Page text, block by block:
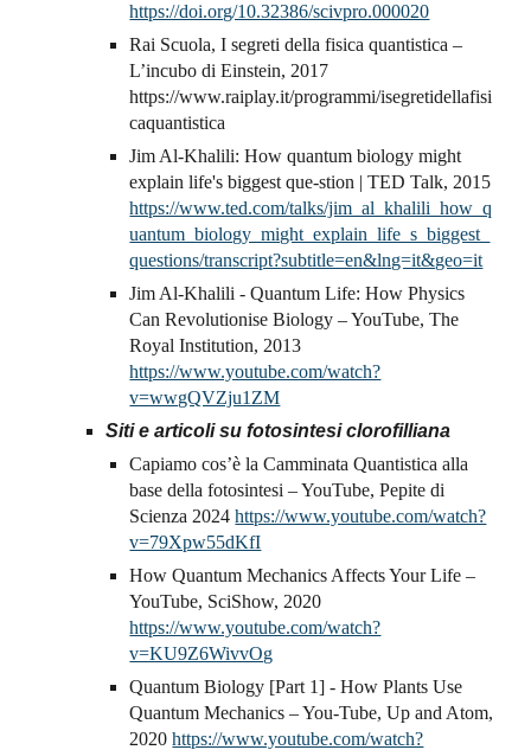
https://doi.org/10.32386/scivpro.000020
Rai Scuola, I segreti della fisica quantistica –
L’incubo di Einstein, 2017
https://www.raiplay.it/programmi/isegretidellafisi
caquantistica
Jim Al-Khalili: How quantum biology might
explain life's biggest que-stion | TED Talk, 2015
https://www.ted.com/talks/jim_al_khalili_how_q
uantum_biology_might_explain_life_s_biggest_
questions/transcript?subtitle=en&lng=it&geo=it
Jim Al-Khalili - Quantum Life: How Physics
Can Revolutionise Biology – YouTube, The
Royal Institution, 2013
https://www.youtube.com/watch?
v=wwgQVZju1ZM
Siti e articoli su fotosintesi clorofilliana
Capiamo cos’è la Camminata Quantistica alla
base della fotosintesi – YouTube, Pepite di
Scienza 2024https://www.youtube.com/watch?
v=79Xpw55dKfI
How Quantum Mechanics Affects Your Life –
YouTube, SciShow, 2020
https://www.youtube.com/watch?
v=KU9Z6WivvOg
Quantum Biology [Part 1] - How Plants Use
Quantum Mechanics – You-Tube, Up and Atom,
2020https://www.youtube.com/watch?